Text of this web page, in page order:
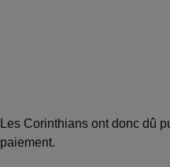
Les Corinthians ont donc dû
paiement.